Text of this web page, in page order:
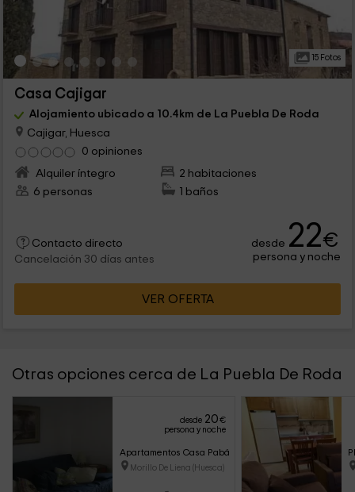
15 Fotos
Casa Cajigar
Alojamiento ubicado a 10.4km de La Puebla De Roda
Cajigar, Huesca
0 opiniones
Alquiler íntegro
2 habitaciones
6 personas
1 baños
Contacto directo
Cancelación 30 días antes
desde 22€
persona y noche
VER OFERTA
Otras opciones cerca de La Puebla De Roda
desde 20€
persona y noche
Apartamentos Casa Pabán. Apartamento 1º
Morillo De Liena (Huesca)